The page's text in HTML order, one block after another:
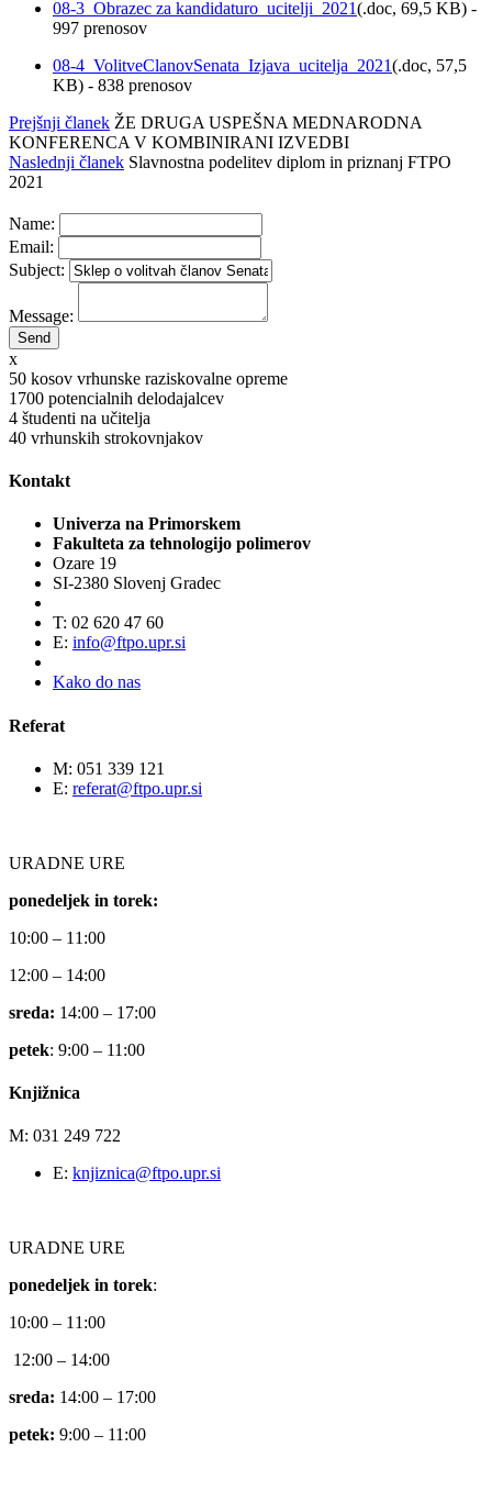
08-3_Obrazec za kandidaturo_ucitelji_2021(.doc, 69,5 KB) -
997 prenosov
08-4_VolitveClanovSenata_Izjava_ucitelja_2021(.doc, 57,5
KB) - 838 prenosov
Prejšnji članek ŽE DRUGA USPEŠNA MEDNARODNA
KONFERENCA V KOMBINIRANI IZVEDBI
Naslednji članek Slavnostna podelitev diplom in priznanj FTPO
2021
Name:
Email:
Subject:
Message:
x
50 kosov vrhunske raziskovalne opreme
1700 potencialnih delodajalcev
4 študenti na učitelja
40 vrhunskih strokovnjakov
Kontakt
Univerza na Primorskem
Fakulteta za tehnologijo polimerov
Ozare 19
SI-2380 Slovenj Gradec
T: 02 620 47 60
E: info@ftpo.upr.si
Kako do nas
Referat
M: 051 339 121
E: referat@ftpo.upr.si
URADNE URE
ponedeljek in torek:
10:00 – 11:00
12:00 – 14:00
sreda: 14:00 – 17:00
petek: 9:00 – 11:00
Knjižnica
M: 031 249 722
E: knjiznica@ftpo.upr.si
URADNE URE
ponedeljek in torek:
10:00 – 11:00
12:00 – 14:00
sreda: 14:00 – 17:00
petek: 9:00 – 11:00